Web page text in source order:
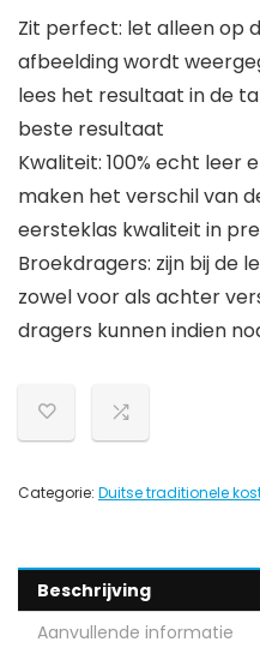
Zit perfect: let alleen op
afbeelding wordt
lees het resultaat in de
beste resultaat
Kwaliteit: 100% echt leer
maken het verschil van
eersteklas kwaliteit in
Broekdragers: zijn bij de
zowel voor als achter
dragers kunnen indien
Categorie: Duitse traditionele
Beschrijving
Aanvullende informatie